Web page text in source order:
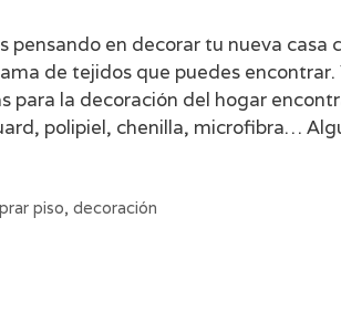
pensando en decorar tu nueva
de tejidos que puedes encontrar.
para la decoración del hogar
polipiel, chenilla, microfibra…
piso, decoración